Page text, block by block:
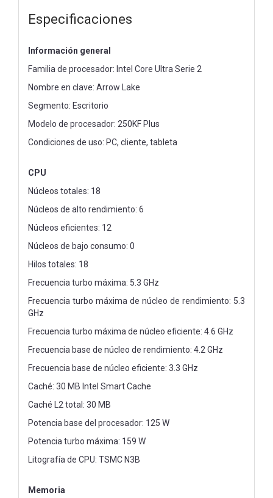
Especificaciones
Información general
Familia de procesador: Intel Core Ultra Serie 2
Nombre en clave: Arrow Lake
Segmento: Escritorio
Modelo de procesador: 250KF Plus
Condiciones de uso: PC, cliente, tableta
CPU
Núcleos totales: 18
Núcleos de alto rendimiento: 6
Núcleos eficientes: 12
Núcleos de bajo consumo: 0
Hilos totales: 18
Frecuencia turbo máxima: 5.3 GHz
Frecuencia turbo máxima de núcleo de rendimiento: 5.3
GHz
Frecuencia turbo máxima de núcleo eficiente: 4.6 GHz
Frecuencia base de núcleo de rendimiento: 4.2 GHz
Frecuencia base de núcleo eficiente: 3.3 GHz
Caché: 30 MB Intel Smart Cache
Caché L2 total: 30 MB
Potencia base del procesador: 125 W
Potencia turbo máxima: 159 W
Litografía de CPU: TSMC N3B
Memoria